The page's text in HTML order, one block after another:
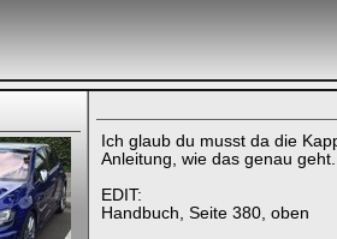
Ich glaub du musst da die
Anleitung, wie das genau
EDIT:
Handbuch, Seite 380, oben